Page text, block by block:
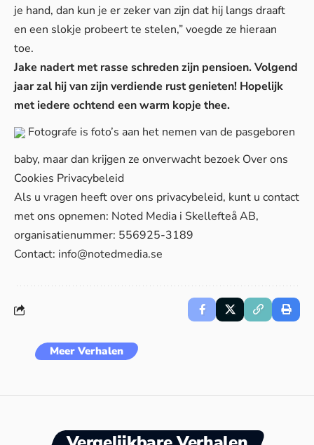
je hand, dan kun je er zeker van zijn dat hij langs draaft
en een slokje probeert te stelen,” voegde ze hieraan
toe.
Jake nadert met rasse schreden zijn pensioen. Volgend
jaar zal hij van zijn verdiende rust genieten! Hopelijk
met iedere ochtend een warm kopje thee.
Fotografe is foto’s aan het nemen van de pasgeboren
baby, maar dan krijgen ze onverwacht bezoek Over ons
Cookies Privacybeleid
Als u vragen heeft over ons privacybeleid, kunt u contact
met ons opnemen: Noted Media i Skellefteå AB,
organisatienummer: 556925-3189
Contact: info@notedmedia.se
Meer Verhalen